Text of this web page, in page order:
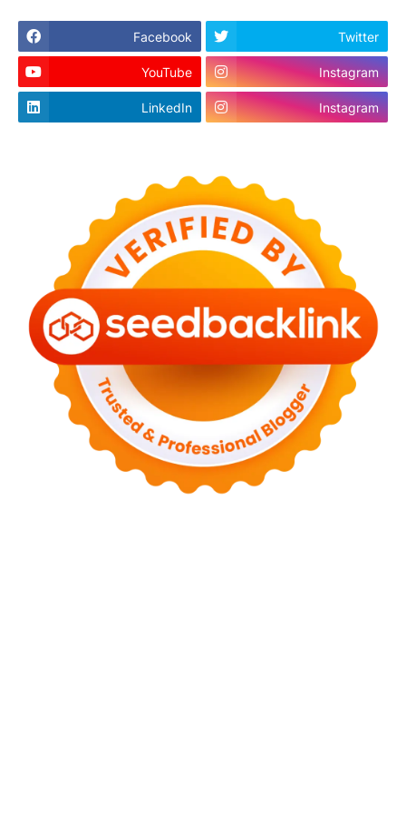
Facebook Twitter
YouTube Instagram
LinkedIn Instagram